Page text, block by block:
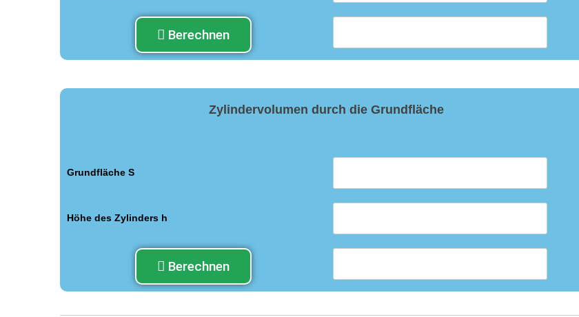
Berechnen
Zylindervolumen durch die Grundfläche
Grundfläche S
Höhe des Zylinders h
Berechnen